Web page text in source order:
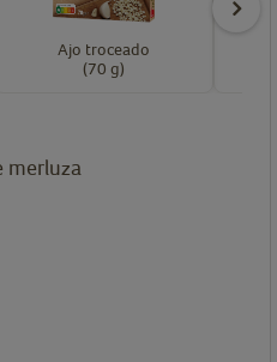
Ajo troceado
(70 g)
merluza